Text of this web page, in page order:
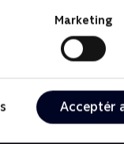
Marketing
Acceptér
Fantasifulde rum
• 3 sæsoner